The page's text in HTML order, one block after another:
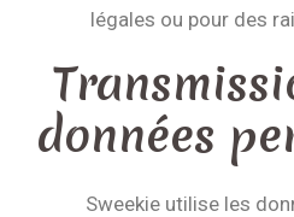
légales ou pour des
données
Sweekie utilise les